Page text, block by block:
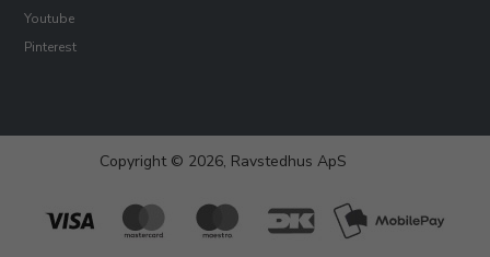
Youtube
Pinterest
Copyright © 2026, Ravstedhus ApS